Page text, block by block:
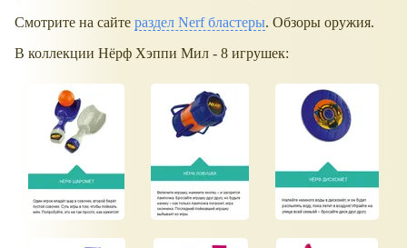
Смотрите на сайте раздел Nerf бластеры. Обзоры оружия.
В коллекции Нёрф Хэппи Мил - 8 игрушек: